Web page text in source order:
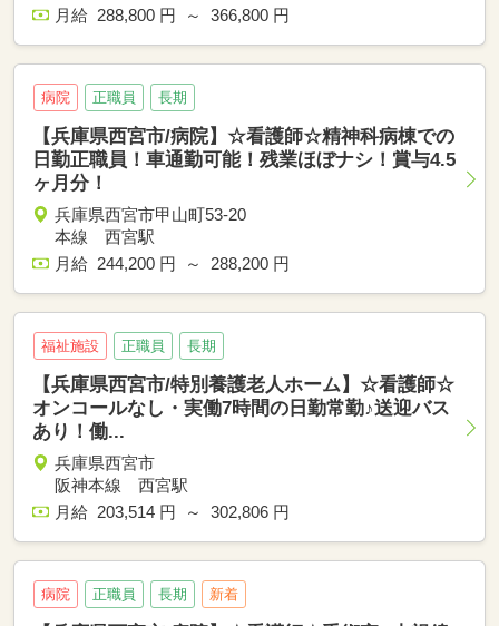
月給 288,800 円 ～ 366,800 円
病院 正職員 長期
【兵庫県西宮市/病院】☆看護師☆精神科病棟での
日勤正職員！車通勤可能！残業ほぼナシ！賞与4.5
ヶ月分！
兵庫県西宮市甲山町53-20
本線 西宮駅
月給 244,200 円 ～ 288,200 円
福祉施設 正職員 長期
【兵庫県西宮市/特別養護老人ホーム】☆看護師☆
オンコールなし・実働7時間の日勤常勤♪送迎バス
あり！働...
兵庫県西宮市
阪神本線 西宮駅
月給 203,514 円 ～ 302,806 円
病院 正職員 長期 新着